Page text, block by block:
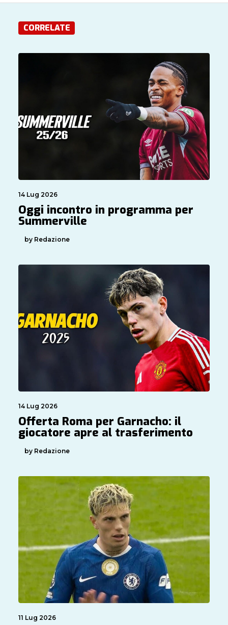
CORRELATE
14 Lug 2026
Oggi incontro in programma per
Summerville
by Redazione
14 Lug 2026
Offerta Roma per Garnacho: il
giocatore apre al trasferimento
by Redazione
11 Lug 2026